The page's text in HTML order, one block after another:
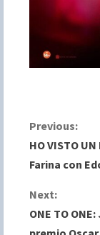
C
o
n
t
Previous:
HO VISTO
Farina con
Next:
ONE TO